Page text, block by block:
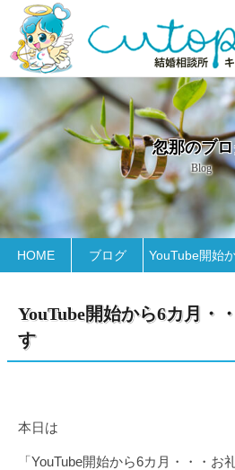
忽那のブ
Blog
HOME ブログ
YouTube開始から6カ月・
す
本日は
「YouTube開始から6カ月・・・お